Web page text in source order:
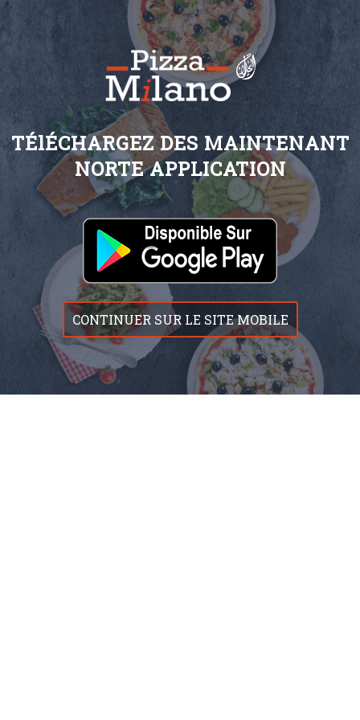
TÉlÉCHARGEZ DES MAINTENANT
NORTE APPLICATION
CONTINUER SUR LE SITE MOBILE